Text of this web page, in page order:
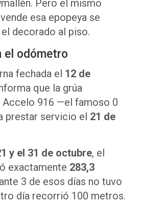
Pero el mismo
esa epopeya se
decorado al piso.
el odómetro
fechada el 12 de
que la grúa
Accelo 916 —el famoso 0
prestar servicio el 21 de
y el 31 de octubre, el
exactamente 283,3
3 de esos días no tuvo
día recorrió 100 metros.